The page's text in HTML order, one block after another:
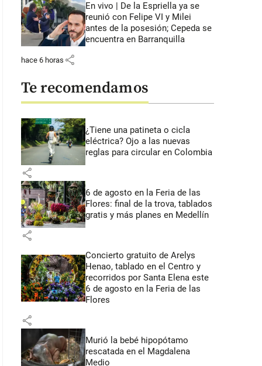
En vivo | De la Espriella ya se
reunió con Felipe VI y Milei
antes de la posesión; Cepeda se
encuentra en Barranquilla
hace 6 horas share
Te recomendamos
¿Tiene una patineta o cicla
eléctrica? Ojo a las nuevas
reglas para circular en Colombia
share
6 de agosto en la Feria de las
Flores: final de la trova, tablados
gratis y más planes en Medellín
share
Concierto gratuito de Arelys
Henao, tablado en el Centro y
recorridos por Santa Elena este
6 de agosto en la Feria de las
Flores
share
Murió la bebé hipopótamo
rescatada en el Magdalena
Medio